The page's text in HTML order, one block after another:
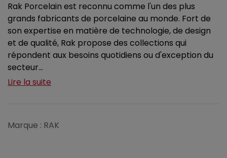
Rak Porcelain est reconnu comme l'un des plus
grands fabricants de porcelaine au monde. Fort de
son expertise en matière de technologie, de design
et de qualité, Rak propose des collections qui
répondent aux besoins quotidiens ou d'exception du
secteur...
Lire la suite
Marque : RAK